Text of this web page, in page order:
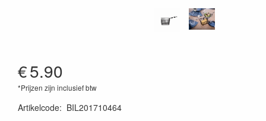
€5.90
*Prijzen zijn inclusief btw
Artikelcode: BIL201710464